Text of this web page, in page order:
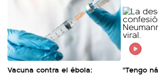
Vacuna contra el ébola:
"Tengo